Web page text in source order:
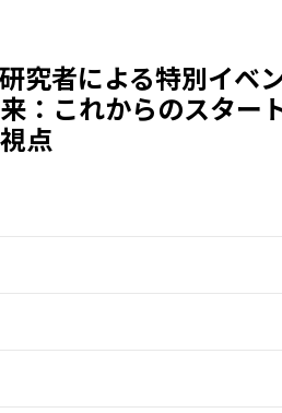
究者による特別イベ
：これからのスター
点